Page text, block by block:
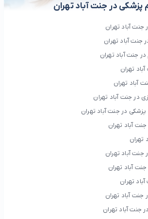
در جنت آباد تهران
آباد تهران
آباد تهران
جنت آباد تهران
تهران
آباد تهران
در جنت آباد تهران
در جنت آباد تهران
آباد تهران
آباد تهران
آباد تهران
آباد تهران
آباد تهران